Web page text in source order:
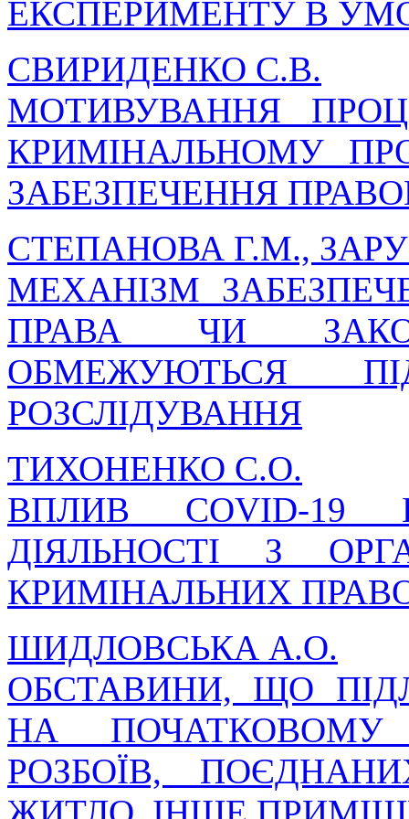
ЕКСПЕРИМЕНТУ В
СВИРИДЕНКО С.В.
МОТИВУВАННЯ
КРИМІНАЛЬНОМУ
ЗАБЕЗПЕЧЕННЯ
СТЕПАНОВА Г.М.,
МЕХАНІЗМ
ПРАВА ЧИ
ОБМЕЖУЮТЬСЯ
РОЗСЛІДУВАННЯ
ТИХОНЕНКО С.О.
ВПЛИВ COVID-19
ДІЯЛЬНОСТІ З
КРИМІНАЛЬНИХ
ШИДЛОВСЬКА А.О.
ОБСТАВИНИ, ЩО
НА ПОЧАТКОВОМУ
РОЗБОЇВ,